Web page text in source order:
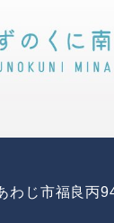
わじ市福良丙